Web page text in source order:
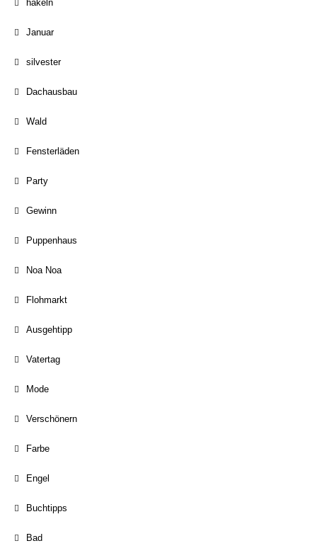
häkeln
Januar
silvester
Dachausbau
Wald
Fensterläden
Party
Gewinn
Puppenhaus
Noa Noa
Flohmarkt
Ausgehtipp
Vatertag
Mode
Verschönern
Farbe
Engel
Buchtipps
Bad